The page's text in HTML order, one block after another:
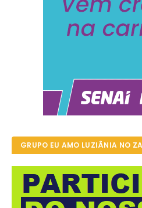
GRUPO EU AMO LUZIÂNIA NO